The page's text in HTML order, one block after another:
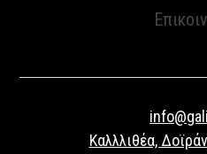
Καλλλιθέα,